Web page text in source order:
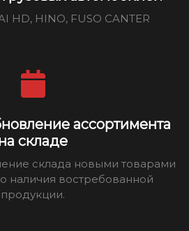
HD, HINO, FUSO CANTER
ассортимента
складе
склада новыми товарами
наличия востребованной
продукции.